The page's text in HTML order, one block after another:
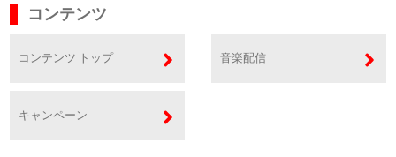
コンテンツ
コンテンツ トップ 音楽配信
キャンペーン